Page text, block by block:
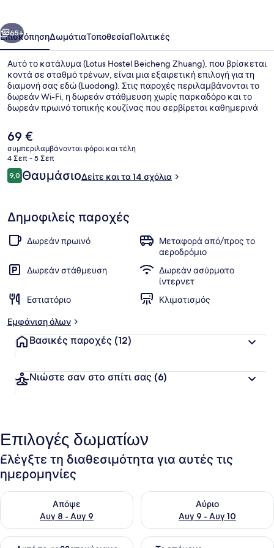
Επόμενο
65+
ΕπισκόπησηΔωμάτιαΤοποθεσίαΠολιτικές
Αυτό το κατάλυμα (Lotus Hostel Beicheng Zhuang), που βρίσκεται
κοντά σε σταθμό τρένων, είναι μια εξαιρετική επιλογή για τη
διαμονή σας εδώ (Luodong). Στις παροχές περιλαμβάνονται το
δωρεάν Wi-Fi, η δωρεάν στάθμευση χωρίς παρκαδόρο και το
δωρεάν πρωινό τοπικής κουζίνας που σερβίρεται καθημερινά
δωρεάν ενοικιάσεις ποδηλάτων, βεράντα και κήπο.
Η
τρέχουσα
τιμή
είναι
69 €
69 €
συμπεριλαμβάνονται φόροι και τέλη
4 Σεπ - 5 Σεπ
Σχόλια
9,09,0 στα 10
ΘαυμάσιοΔείτε και τα 14 σχόλια
Δημοφιλείς παροχές
Δωρεάν πρωινό
Μεταφορά από/προς το
αεροδρόμιο
Δωρεάν στάθμευση
Δωρεάν ασύρματο
ίντερνετ
Εστιατόριο
Κλιματισμός
Εμφάνιση όλων
Βασικές παροχές (12)
Νιώστε σαν στο σπίτι σας (6)
Επιλογές δωματίων
Ελέγξτε τη διαθεσιμότητα για αυτές τις
ημερομηνίες
Απόψε
Αυγ 8 - Αυγ 9
Έλεγχος διαθεσιμότητας για απόψε Αυγ 8 - Αυγ 9
Αύριο
Αυγ 9 - Αυγ 10
Έλεγχος διαθεσιμότητας
Έλεγχος διαθεσιμότητας για αυτό το σαββατοκύριακο Αυγ
Έλεγχος διαθεσιμότητας